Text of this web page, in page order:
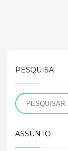
PESQUISA
ASSUNTO